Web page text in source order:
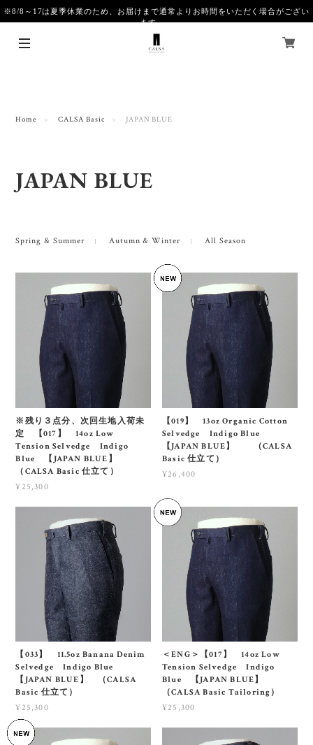
※8/8～17は夏季休業のため、お届けまで通常よりお時間をいただく場合がござい
ます。
Home CALSA Basic JAPAN BLUE
JAPAN BLUE
Spring & Summer Autumn & Winter All Season
※残り３点分、次回生地入荷未
定 【017】 14oz Low
Tension Selvedge Indigo
Blue 【JAPAN BLUE】
（CALSA Basic 仕立て）
¥25,300
【019】 13oz Organic Cotton
Selvedge Indigo Blue
【JAPAN BLUE】 （CALSA
Basic 仕立て）
¥26,400
【033】 11.5oz Banana Denim
Selvedge Indigo Blue
【JAPAN BLUE】 （CALSA
Basic 仕立て）
¥25,300
＜ENG＞【017】 14oz Low
Tension Selvedge Indigo
Blue 【JAPAN BLUE】
（CALSA Basic Tailoring）
¥25,300